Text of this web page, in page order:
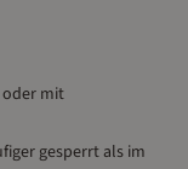
oder mit
gesperrt als im